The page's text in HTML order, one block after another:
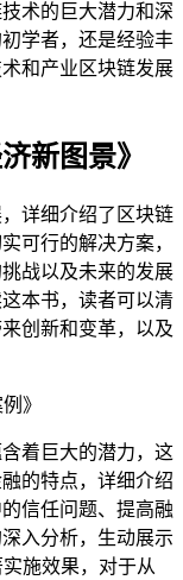
术的巨大潜力和深
学者，还是经验丰
和产业区块链发展
新图景》
详细介绍了区块链
可行的解决方案，
战以及未来的发展
本书，读者可以清
创新和变革，以及
》
着巨大的潜力，这
的特点，详细介绍
信任问题、提高融
入分析，生动展示
施效果，对于从